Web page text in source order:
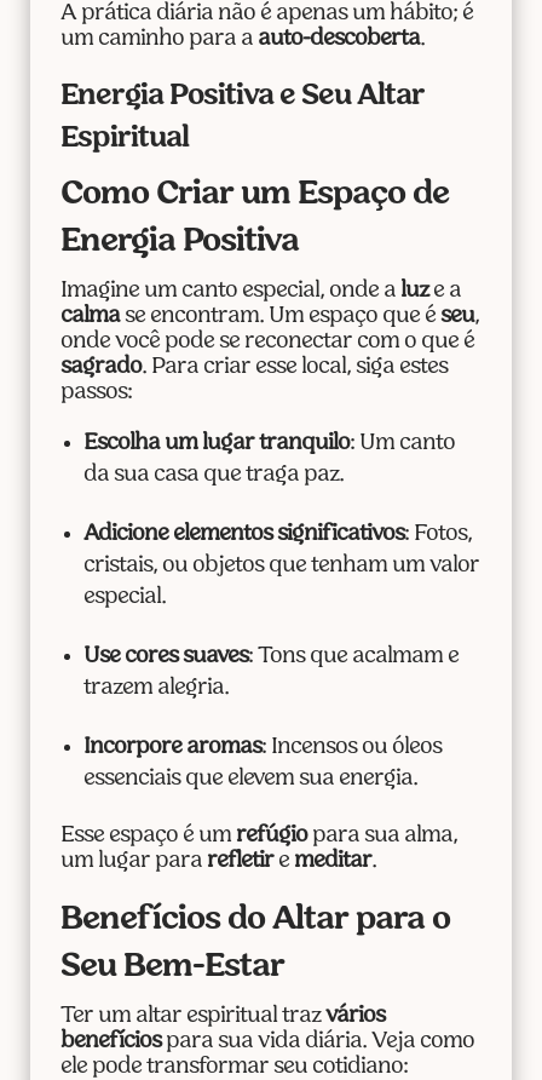
A prática diária não é apenas um hábito; é
um caminho para a auto-descoberta.
Energia Positiva e Seu Altar
Espiritual
Como Criar um Espaço de
Energia Positiva
Imagine um canto especial, onde a luze a
calmase encontram. Um espaço que é seu,
onde você pode se reconectar com o que é
sagrado. Para criar esse local, siga estes
passos:
Escolha um lugar tranquilo: Um canto
da sua casa que traga paz.
Adicione elementos significativos: Fotos,
cristais, ou objetos que tenham um valor
especial.
Use cores suaves: Tons que acalmam e
trazem alegria.
Incorpore aromas: Incensos ou óleos
essenciais que elevem sua energia.
Esse espaço é um refúgiopara sua alma,
um lugar para refletire meditar.
Benefícios do Altar para o
Seu Bem-Estar
Ter um altar espiritual trazvários
benefíciospara sua vida diária. Veja como
ele pode transformar seu cotidiano: